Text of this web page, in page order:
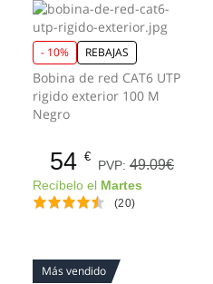
- 10% REBAJAS
Bobina de red CAT6 UTP
rigido exterior 100 M
Negro
54 €
PVP: 49.09€
Recíbelo el Martes
(20)
Más vendido